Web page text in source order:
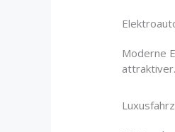
Moderne
attraktiver.